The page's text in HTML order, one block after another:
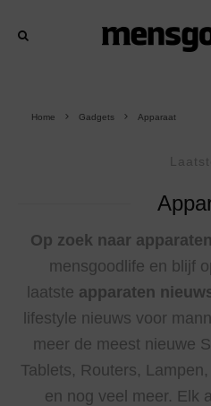
Home Gadgets Apparaat
Op zoek naar
mensgoodlife en blijf
laatste apparaten
lifestyle nieuws voor
meer de meest nieuwe
Tablets, Routers,
en nog veel meer. Elk